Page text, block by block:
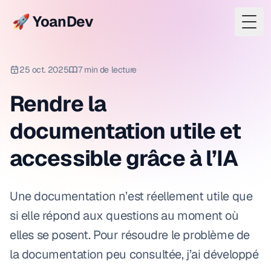
🚀 YoanDev
25 oct. 2025 7 min de lecture
Rendre la
documentation utile et
accessible grâce à l’IA
Une documentation n’est réellement utile que
si elle répond aux questions au moment où
elles se posent. Pour résoudre le problème de
la documentation peu consultée, j’ai développé